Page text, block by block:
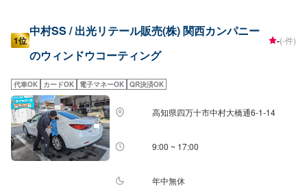
1位
中村SS / 出光リテール販売(株) 関西カンパニー
のウィンドウコーティング
-(-件)
代車OK カードOK 電子マネーOK QR決済OK
高知県四万十市中村大橋通6-1-14
9:00 ~ 17:00
年中無休